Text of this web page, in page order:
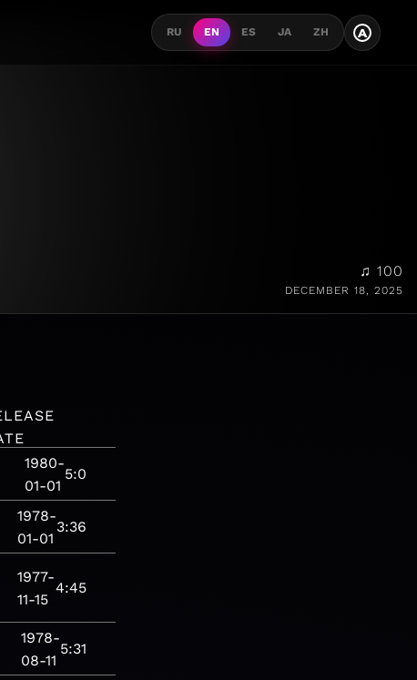
RU EN ES JA ZH A
♫ 100
DECEMBER 18, 2025
1980-
01-01
5:0
1978-
01-01
3:36
1977-
11-15
4:45
1978-
08-11
5:31